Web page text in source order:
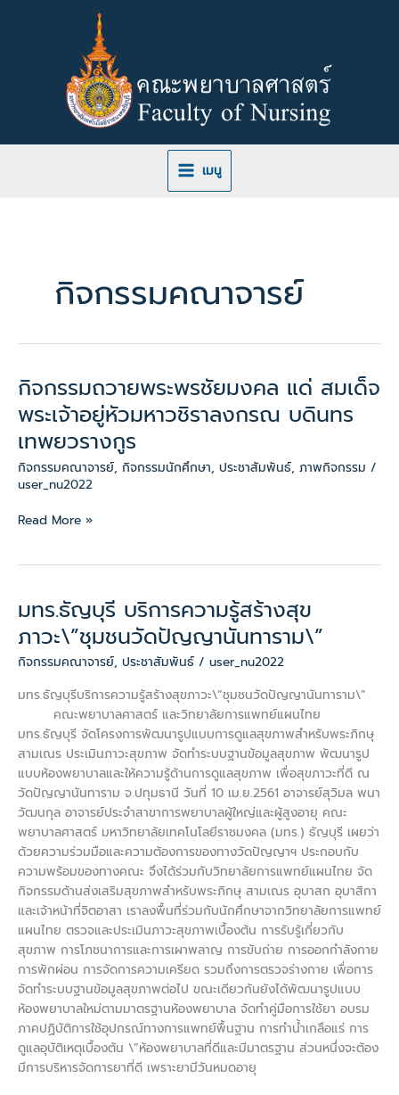
เมนู
กิจกรรมคณาจารย์
กิจกรรมถวายพระพรชัยมงคล แด่ สมเด็จ
พระเจ้าอยู่หัวมหาวชิราลงกรณ บดินทร
เทพยวรางกูร
กิจกรรมคณาจารย์, กิจกรรมนักศึกษา, ประชาสัมพันธ์, ภาพกิจกรรม /
user_nu2022
กิจกรรม
พระพร
ชัยมงคล
แด่
สมเด็จ
มหา
บดิ
นท
ร
ว
งกูร
Read More »
มทร.ธัญบุรี บริการความรู้สร้างสุข
ภาวะ\”ชุมชนวัดปัญญานันทาราม\”
กิจกรรมคณาจารย์, ประชาสัมพันธ์ / user_nu2022
มทร.ธัญบุรีบริการความรู้สร้างสุขภาวะ\”ชุมชนวัดปัญญานันทาราม\”
คณะพยาบาลศาสตร์ และวิทยาลัยการแพทย์แผนไทย
มทร.ธัญบุรี จัดโครงการพัฒนารูปแบบการดูแลสุขภาพสำหรับพระภิกษุ
สามเณร ประเมินภาวะสุขภาพ จัดทำระบบฐานข้อมูลสุขภาพ พัฒนารูป
แบบห้องพยาบาลและให้ความรู้ด้านการดูแลสุขภาพ เพื่อสุขภาวะที่ดี ณ
วัดปัญญานันทาราม จ.ปทุมธานี วันที่ 10 เม.ย.2561 อาจารย์สุวิมล พนา
วัฒนกุล อาจารย์ประจำสาขาการพยาบาลผู้ใหญ่และผู้สูงอายุ คณะ
พยาบาลศาสตร์ มหาวิทยาลัยเทคโนโลยีราชมงคล (มทร.) ธัญบุรี เผยว่า
ด้วยความร่วมมือและความต้องการของทางวัดปัญญาฯ ประกอบกับ
ความพร้อมของทางคณะ จึงได้ร่วมกับวิทยาลัยการแพทย์แผนไทย จัด
กิจกรรมด้านส่งเสริมสุขภาพสำหรับพระภิกษุ สามเณร อุบาสก อุบาสิกา
และเจ้าหน้าที่จิตอาสา เราลงพื้นที่ร่วมกับนักศึกษาจากวิทยาลัยการแพทย์
แผนไทย ตรวจและประเมินภาวะสุขภาพเบื้องต้น การรับรู้เกี่ยวกับ
สุขภาพ การโภชนาการและการเผาพลาญ การขับถ่าย การออกกำลังกาย
การพักผ่อน การจัดการความเครียด รวมถึงการตรวจร่างกาย เพื่อการ
จัดทำระบบฐานข้อมูลสุขภาพต่อไป ขณะเดียวกันยังได้พัฒนารูปแบบ
ห้องพยาบาลใหม่ตามมาตรฐานห้องพยาบาล จัดทำคู่มือการใช้ยา อบรม
ภาคปฏิบัติการใช้อุปกรณ์ทางการแพทย์พื้นฐาน การทำน้ำเกลือแร่ การ
ดูแลอุบัติเหตุเบื้องต้น \”ห้องพยาบาลที่ดีและมีมาตรฐาน ส่วนหนึ่งจะต้อง
มีการบริหารจัดการยาที่ดี เพราะยามีวันหมดอายุ
มทร.ธัญบุรี
ความ
รู้
สุข
ภาวะ\”ชุมชน
วัด
ปัญญา
นันทา
ราม\”